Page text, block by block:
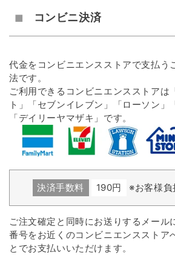
コンビニ決済
代金をコンビニエンスストアで支払う
法です。
ご利用できるコンビニエンスストアは
ト」「セブンイレブン」「ローソン」
「デイリーヤマザキ」です。
決済手数料 190円 ※お客様負
ご注文確定と同時にお送りするメール
番号をお近くのコンビニエンスストア
とでお支払いいただけます。